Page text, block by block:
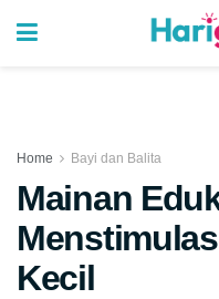
Home Bayi dan Balita
Mainan
Kecil